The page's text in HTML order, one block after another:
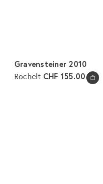
In den Warenkorb legen
Gravensteiner 2010
Rochelt CHF 155.00